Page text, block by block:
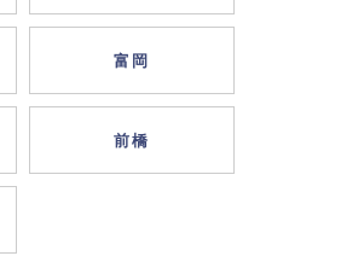
富岡
前橋